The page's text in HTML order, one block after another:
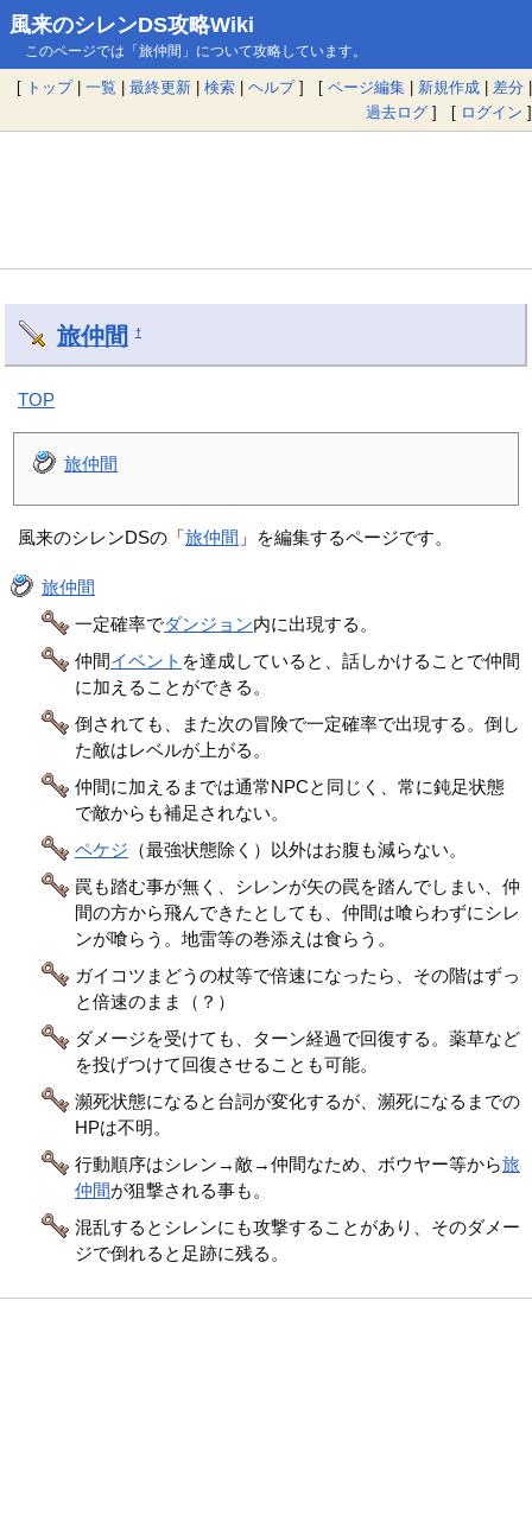
風来のシレンDS攻略Wiki
このページでは「旅仲間」について攻略しています。
[ トップ| 一覧 | 最終更新 | 検索 | ヘルプ] [ ページ編集 | 新規作成 | 差分 |
過去ログ ] [ ログイン ]
旅仲間 †
TOP
旅仲間
風来のシレンDSの「旅仲間 」を編集するページです。
旅仲間
一定確率でダンジョン内に出現する。
仲間イベント を達成していると、話しかけることで仲間
に加えることができる。
倒されても、また次の冒険で一定確率で出現する。倒し
た敵はレベルが上がる。
仲間に加えるまでは通常NPCと同じく、常に鈍足状態
で敵からも補足されない。
ペケジ （最強状態除く）以外はお腹も減らない。
罠も踏む事が無く、シレンが矢の罠を踏んでしまい、仲
間の方から飛んできたとしても、仲間は喰らわずにシレ
ンが喰らう。地雷等の巻添えは食らう。
ガイコツまどうの杖等で倍速になったら、その階はずっ
と倍速のまま（？）
ダメージを受けても、ターン経過で回復する。薬草など
を投げつけて回復させることも可能。
瀕死状態になると台詞が変化するが、瀕死になるまでの
HPは不明。
行動順序はシレン→敵→仲間なため、ボウヤー等から旅
仲間が狙撃される事も。
混乱するとシレンにも攻撃することがあり、そのダメー
ジで倒れると足跡に残る。